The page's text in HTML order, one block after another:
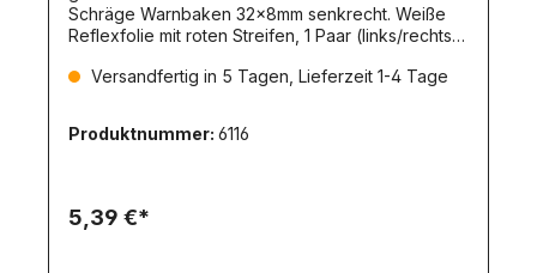
Schräge Warnbaken 32x8mm senkrecht. Weiße
Reflexfolie mit roten Streifen, 1 Paar (links/rechts).
universell einsetzbar. Einsatzfälle:-Markierung von
Aufbauten aller Art-Markierung von Ecken an
usw.Auf Anfrage sind auch weitere, individuelle
Größen herstellbar.
Versandfertig in 5 Tagen, Lieferzeit 1-4 Tage
Produktnummer: 6116
5,39 €*